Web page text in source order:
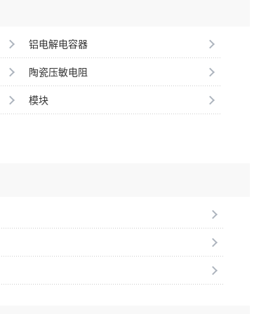
铝电解电容器
陶瓷压敏电阻
模块